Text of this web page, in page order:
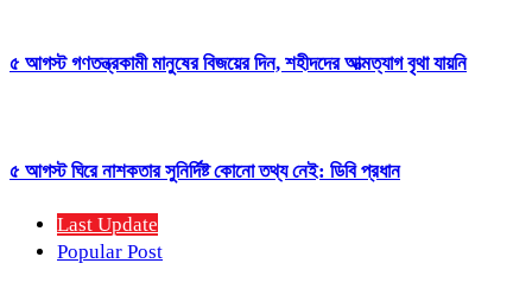
৫ আগস্ট গণতন্ত্রকামী মানুষের বিজয়ের দিন, শহীদদের আত্মত্যাগ বৃথা যায়নি
৫ আগস্ট ঘিরে নাশকতার সুনির্দিষ্ট কোনো তথ্য নেই: ডিবি প্রধান
Last Update
Popular Post